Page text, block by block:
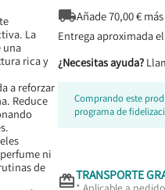
La
una
rica y
a reforzar
Reduce
ni
de
Añade70,00€
Entrega aproximada el
¿Necesitas ayuda?
Comprando este
programa de
TRANSPORTE